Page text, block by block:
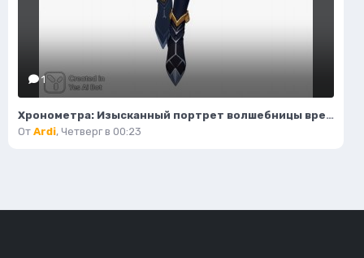
1
Хронометра: Изысканный портрет волшебницы времени и моды. Изображение из нейронной сети Flux Ai
От Ardi, Четверг в 00:23